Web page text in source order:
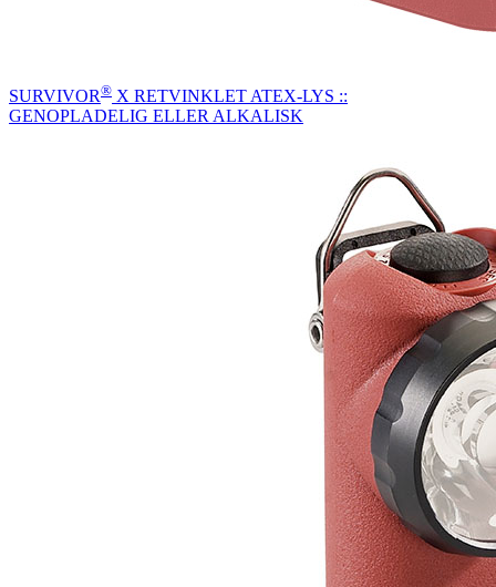
SURVIVOR® X RETVINKLET ATEX-LYS ::
GENOPLADELIG ELLER ALKALISK